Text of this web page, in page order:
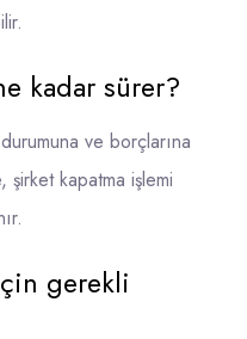
kadar sürer?
ve borçlarına
kapatma işlemi
gerekli